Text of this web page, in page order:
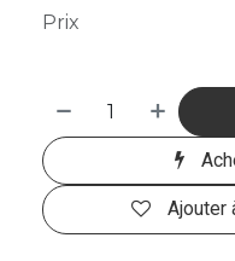
Ajouter
Prix